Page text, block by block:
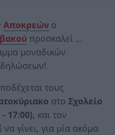
Αποκρεών ο
προσκαλεί …
μοναδικών
τους
στο Σχολείο
17:00), και τον
να γίνει, για μία ακόμα